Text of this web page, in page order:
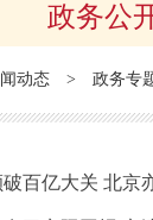
政务公
动态 > 政务专
百亿大关 北京